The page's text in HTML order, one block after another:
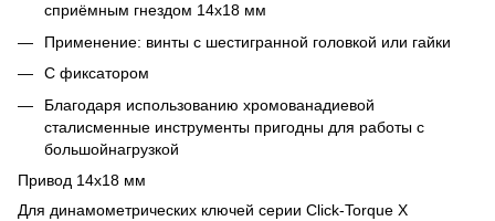
сприёмным гнездом 14x18 мм
Применение: винты с шестигранной головкой или гайки
С фиксатором
Благодаря использованию хромованадиевой
сталисменные инструменты пригодны для работы с
большойнагрузкой
Привод 14x18 мм
Для динамометрических ключей серии Click-Torque X